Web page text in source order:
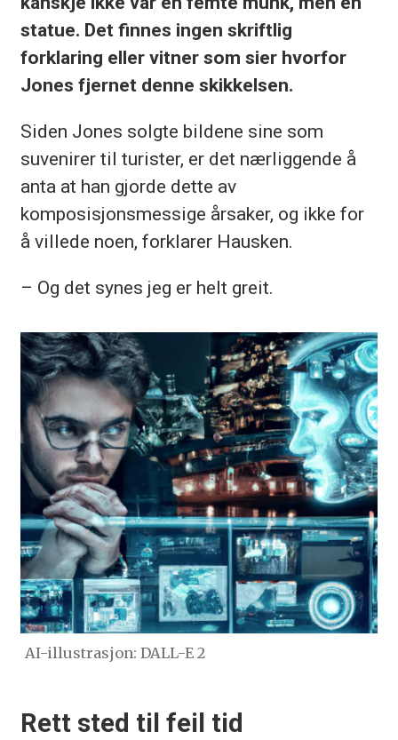
statue. Det finnes ingen skriftlig
forklaring eller vitner som sier hvorfor
Jones fjernet denne skikkelsen.
Siden Jones solgte bildene sine som
suvenirer til turister, er det nærliggende å
anta at han gjorde dette av
komposisjonsmessige årsaker, og ikke for
å villede noen, forklarer Hausken.
– Og det synes jeg er helt greit.
AI-illustrasjon: DALL-E 2
Rett sted til feil tid